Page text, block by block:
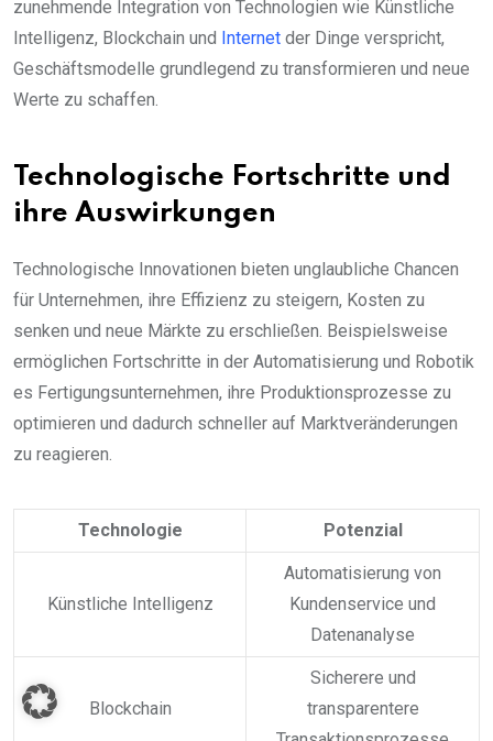
zunehmende Integration von Technologien wie Künstliche
Intelligenz, Blockchain und Internet der Dinge verspricht,
Geschäftsmodelle grundlegend zu transformieren und neue
Werte zu schaffen.
Technologische Fortschritte und
ihre Auswirkungen
Technologische Innovationen bieten unglaubliche Chancen
für Unternehmen, ihre Effizienz zu steigern, Kosten zu
senken und neue Märkte zu erschließen. Beispielsweise
ermöglichen Fortschritte in der Automatisierung und Robotik
es Fertigungsunternehmen, ihre Produktionsprozesse zu
optimieren und dadurch schneller auf Marktveränderungen
zu reagieren.
Technologie Potenzial
Künstliche Intelligenz
Automatisierung von
Kundenservice und
Datenanalyse
Blockchain
Sicherere und
transparentere